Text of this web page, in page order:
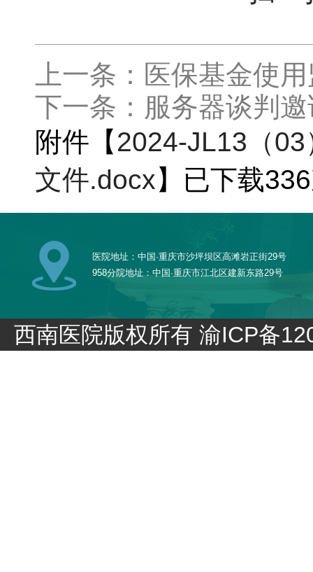
上一条：医保基金使
下一条：服务器谈判
附件【 2024-JL13（
文件.docx】已下载336
医院地址：中国·重庆市沙坪坝区高滩岩正街29号
958分院地址：中国·重庆市江北区建新东路29号
西南医院版权所有渝ICP备